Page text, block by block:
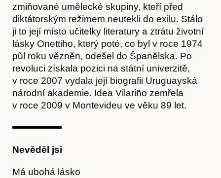
zmiňované umělecké skupiny, kteří před
diktátorským režimem neutekli do exilu. Stálo
ji to její místo učitelky literatury a ztrátu životní
lásky Onettiho, který poté, co byl v roce 1974
půl roku vězněn, odešel do Španělska. Po
revoluci získala pozici na státní univerzitě,
v roce 2007 vydala její biografii Uruguayská
národní akademie. Idea Vilariño zemřela
v roce 2009 v Montevideu ve věku 89 let.
Nevěděl jsi
Má ubohá lásko